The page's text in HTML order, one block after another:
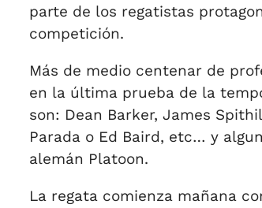
parte de los regatistas
competición.
Más de medio centenar de
en la última prueba de la
son: Dean Barker, James
Parada o Ed Baird, etc… y
alemán Platoon.
La regata comienza mañana